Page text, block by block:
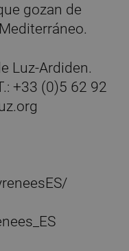
gozan de
Luz-Ardiden.
+33 (0)5 62 92